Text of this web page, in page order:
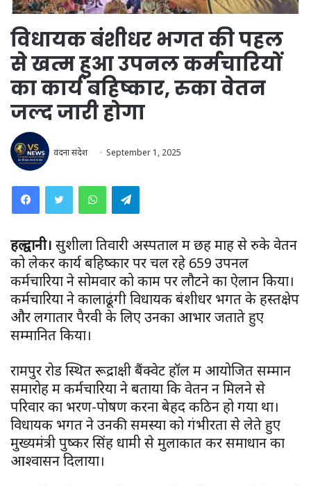
विधायक बंशीधर भगत की पहल
से खत्म हुआ उपनल कर्मचारियों
का कार्य बहिष्कार, रुका वेतन
जल्द जारी होगा
वंदना संदेश September 1, 2025
WhatsAppTelegram
हल्द्वानी। सुशीला तिवारी अस्पताल में छह माह से रुके वेतन
को लेकर कार्य बहिष्कार पर चल रहे 659 उपनल
कर्मचारियों ने सोमवार को काम पर लौटने का ऐलान किया।
कर्मचारियों ने कालाढूंगी विधायक बंशीधर भगत के हस्तक्षेप
और लगातार पैरवी के लिए उनका आभार जताते हुए
सम्मानित किया।
रामपुर रोड स्थित रूद्राक्षी बैंक्वेट हॉल में आयोजित सम्मान
समारोह में कर्मचारियों ने बताया कि वेतन न मिलने से
परिवार का भरण-पोषण करना बेहद कठिन हो गया था।
विधायक भगत ने उनकी समस्या को गंभीरता से लेते हुए
मुख्यमंत्री पुष्कर सिंह धामी से मुलाकात कर समाधान का
आश्वासन दिलाया।